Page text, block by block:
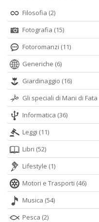
Filosofia (2)
Fotografia (15)
Fotoromanzi (11)
Generiche (6)
Giardinaggio (16)
Gli speciali di Mani di Fata
Informatica (36)
Leggi (11)
Libri (52)
Lifestyle (1)
Motori e Trasporti (46)
Musica (54)
Pesca (2)